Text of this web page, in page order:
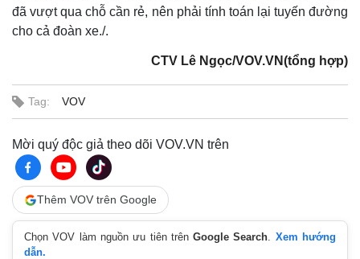
đã vượt qua chỗ cần rẻ, nên phải tính toán lại tuyến đường
cho cả đoàn xe./.
CTV Lê Ngọc/VOV.VN(tổng hợp)
Tag: VOV
Mời quý độc giả theo dõi VOV.VN trên
Thêm VOV trên Google
Chọn VOV làm nguồn ưu tiên trênGoogle Search. Xem hướng
dẫn.